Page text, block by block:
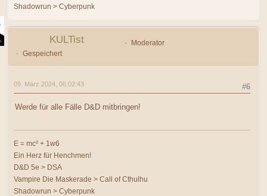
Shadowrun > Cyberpunk
KULTist
Moderator
Gespeichert
#6
09. März 2024, 06:02:43
Werde für alle Fälle D&D mitbringen!
E = mc² + 1w6
Ein Herz für Henchmen!
D&D 5e > DSA
Vampire Die Maskerade > Call of Cthulhu
Shadowrun > Cyberpunk